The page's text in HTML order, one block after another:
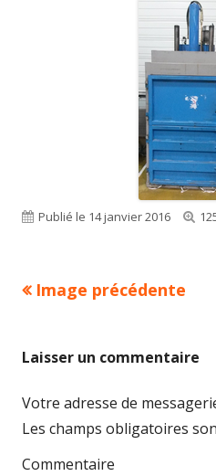
Publié le 14 janvier 2016
Image précédente
Laisser un commentaire
Votre adresse de
Les champs obligatoires
Commentaire